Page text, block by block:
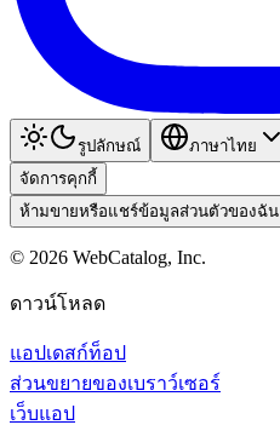
รูปลักษณ์
ภาษาไทย
จัดการคุกกี้
ห้ามขายหรือแชร์ข้อมูลส่วนตัวของฉัน
© 2026 WebCatalog, Inc.
ดาวน์โหลด
แอปเดสก์ท็อป
ส่วนขยายของเบราว์เซอร์
เว็บแอป